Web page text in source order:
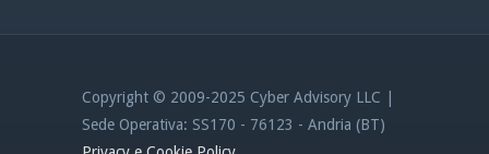
Copyright © 2009-2025 Cyber Advisory LLC |
Sede Operativa: SS170 - 76123 - Andria (BT)